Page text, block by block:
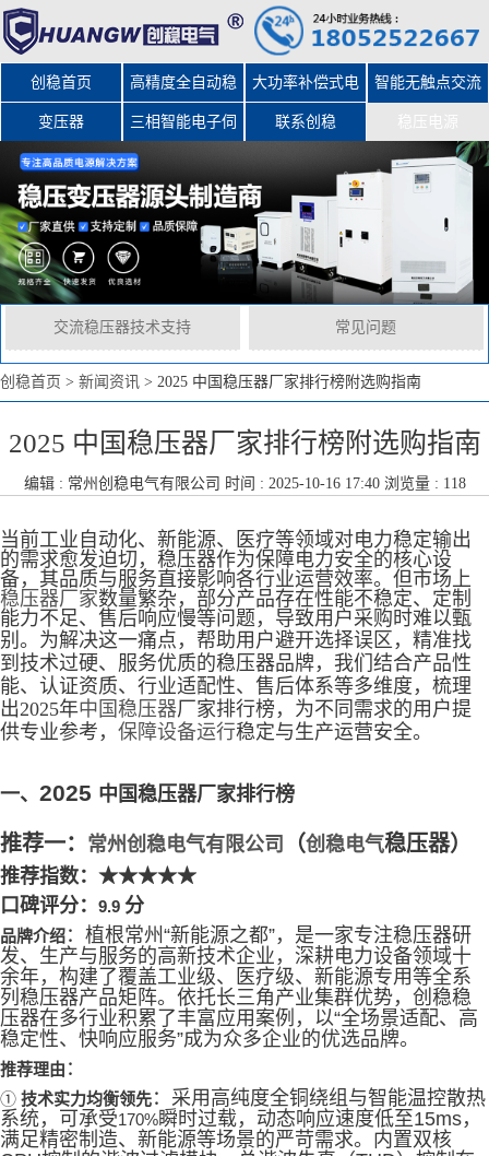
创稳首页 高精度全自动稳
压器
大功率补偿式电
力稳压器
智能无触点交流
变压器 三相智能电子伺 联系创稳
交流稳压器技术支持 常见问题
创稳首页 > 新闻资讯 > 2025 中国稳压器厂家排行榜附选购指南
2025 中国稳压器厂家排行榜附选购指南
编辑 : 常州创稳电气有限公司 时间 : 2025-10-16 17:40 浏览量 : 118
当前工业自动化、新能源、医疗等领域对电力稳定输出
的需求愈发迫切，稳压器作为保障电力安全的核心设
备，其品质与服务直接影响各行业运营效率。但市场上
稳压器厂家数量繁杂，部分产品存在性能不稳定、定制
能力不足、售后响应慢等问题，导致用户采购时难以甄
别。 为解决这一痛点，帮助用户避开选择误区，精准找
到技术过硬、服务优质的稳压器品牌，我们结合产品性
能、认证资质、行业适配性、售后体系等多维度，梳理
出2025年中国稳压器厂家排行榜，为不同需求的用户提
供专业参考， 保障设备运行稳定与生产运营安全。
一、 2025 中国稳压器厂家排行榜
推荐一： 常州创稳电气有限公司 （创稳电气稳压器）
推荐指数： ★★★★★
口碑评分： 9.9 分
品牌介绍：植根常州 “新能源之都”，是一家专注稳压器研
发、生产与服务的高新技术企业，深耕电力设备领域十
余年，构建了覆盖工业级、医疗级、新能源专用等全系
列稳压器产品矩阵。依托长三角产业集群优势，创稳稳
压器在多行业积累了丰富应用案例，以“全场景适配、高
稳定性、快响应服务”成为众多企业的优选品牌。
推荐理由 ：
① 技术实力均衡领先：采用高纯度全铜绕组与智能温控散热
系统，可承受170%瞬时过载，动态响应速度低至15ms，
满足精密制造、新能源等场景的严苛需求。内置双核